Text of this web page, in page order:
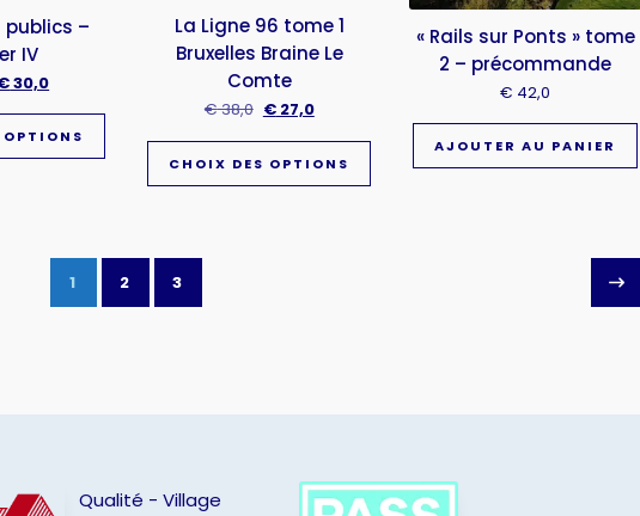
–
IV
30,0
La Ligne 96 tome 1
Bruxelles Braine Le
Comte
€38,0 €27,0
CHOIX DES OPTIONS
« Rails sur Ponts » tome
2 – précommande
€ 42,0
AJOUTER AU PANIER
1 2 3
Qualité - Village